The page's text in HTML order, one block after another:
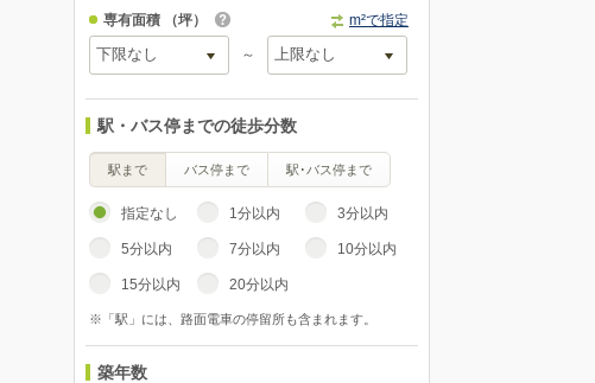
専有面積 （坪） m²で指定
～
駅・バス停までの徒歩分数
駅まで バス停まで 駅･バス停まで
指定なし 1分以内 3分以内
5分以内 7分以内 10分以内
15分以内 20分以内
※「駅」には、路面電車の停留所も含まれます。
築年数